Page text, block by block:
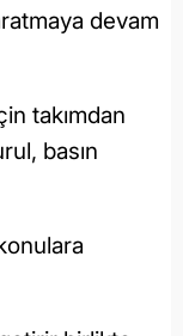
devam
takımdan
basın